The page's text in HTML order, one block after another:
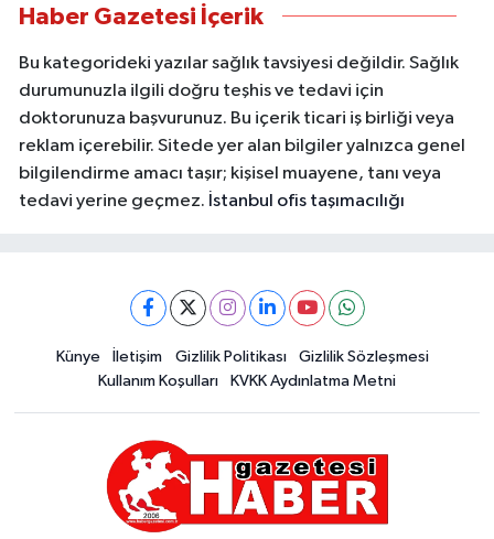
Haber Gazetesi İçerik
Bu kategorideki yazılar sağlık tavsiyesi değildir. Sağlık
durumunuzla ilgili doğru teşhis ve tedavi için
doktorunuza başvurunuz. Bu içerik ticari iş birliği veya
reklam içerebilir. Sitede yer alan bilgiler yalnızca genel
bilgilendirme amacı taşır; kişisel muayene, tanı veya
tedavi yerine geçmez. İstanbul ofis taşımacılığı
Künye İletişim Gizlilik Politikası
Gizlilik Sözleşmesi
Kullanım Koşulları
KVKK Aydınlatma Metni